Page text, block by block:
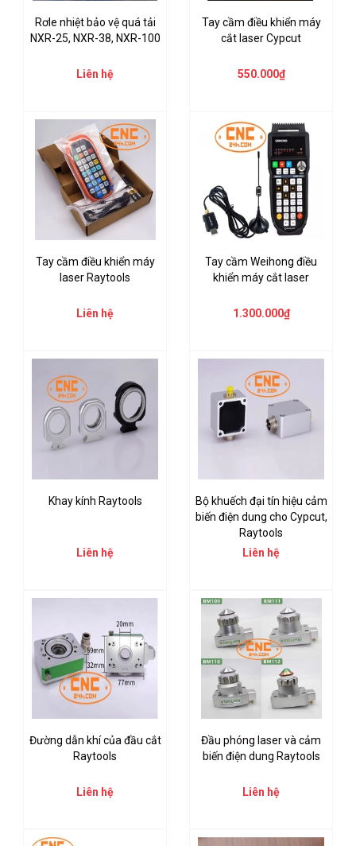
Rơle nhiệt bảo vệ quá tải
NXR-25, NXR-38, NXR-100
Liên hệ
Tay cầm điều khiển máy
cắt laser Cypcut
550.000₫
Tay cầm điều khiển máy
laser Raytools
Liên hệ
Tay cầm Weihong điều
khiển máy cắt laser
1.300.000₫
Khay kính Raytools
Liên hệ
Bộ khuếch đại tín hiệu cảm
biến điện dung cho Cypcut,
Raytools
Liên hệ
Đường dẫn khí của đầu cắt
Raytools
Liên hệ
Đầu phóng laser và cảm
biến điện dung Raytools
Liên hệ